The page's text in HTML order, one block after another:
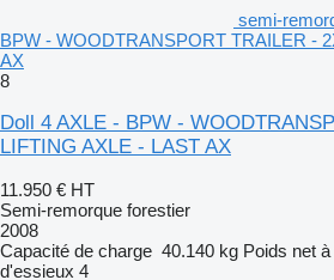
semi-
BPW - WOODTRANSPORT TRAILER -
AX
8
Doll 4 AXLE - BPW -
LIFTING AXLE - LAST AX
11.950 € HT
Semi-remorque forestier
2008
Capacité de charge 40.140 kg Poids net
d'essieux 4